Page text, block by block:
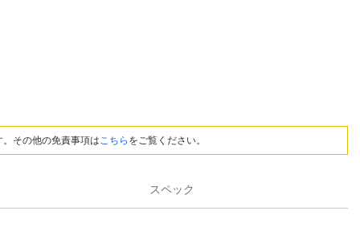
その他の免責事項はこちら をご覧ください。
スペック